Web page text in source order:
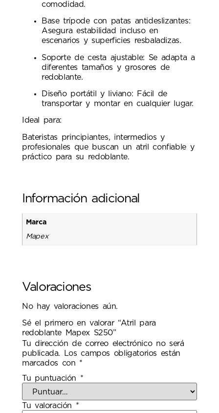
comodidad.
Base trípode con patas antideslizantes:
Asegura estabilidad incluso en
escenarios y superficies resbaladizas.
Soporte de cesta ajustable: Se adapta a
diferentes tamaños y grosores de
redoblante.
Diseño portátil y liviano: Fácil de
transportar y montar en cualquier lugar.
Ideal para:
Bateristas principiantes, intermedios y
profesionales que buscan un atril confiable y
práctico para su redoblante.
Información adicional
Marca
Mapex
Valoraciones
No hay valoraciones aún.
Sé el primero en valorar “Atril para
redoblante Mapex S250”
Tu dirección de correo electrónico no será
publicada.
Los campos obligatorios están
marcados con *
Tu puntuación *
Tu valoración *